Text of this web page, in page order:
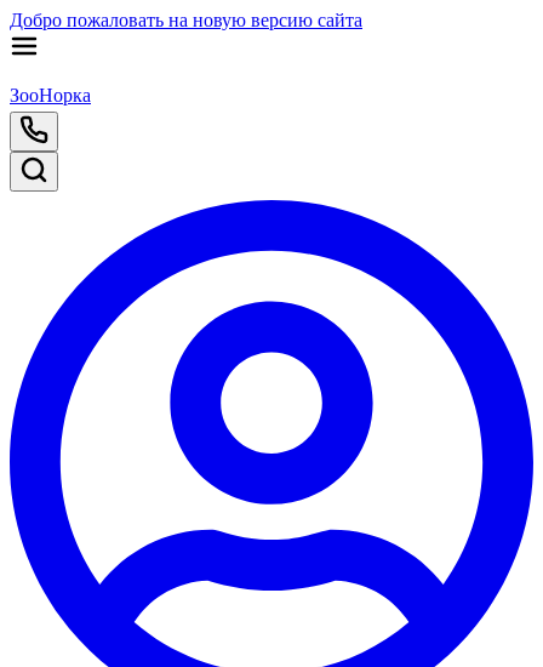
Добро пожаловать на новую версию сайта
ЗооНорка